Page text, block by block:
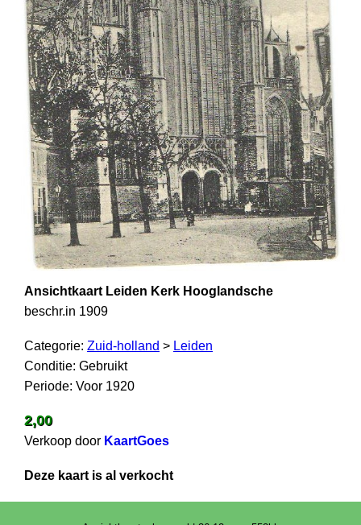
Ansichtkaart Leiden Kerk Hooglandsche
beschr.in 1909
Categorie: Zuid-holland > Leiden
Conditie: Gebruikt
Periode: Voor 1920
2,00
Verkoop door KaartGoes
Deze kaart is al verkocht